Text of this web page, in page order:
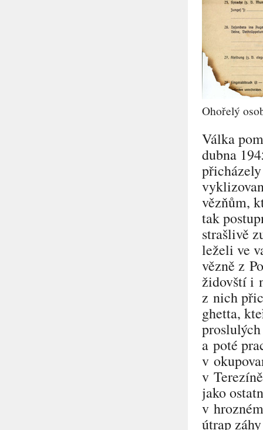
Ohořelý
Válka
dubna
vězňům,
tak
strašlivě
leželi ve
vězně z
židovští i
z nich
ghetta,
a poté
v
v
jako
v
útrap